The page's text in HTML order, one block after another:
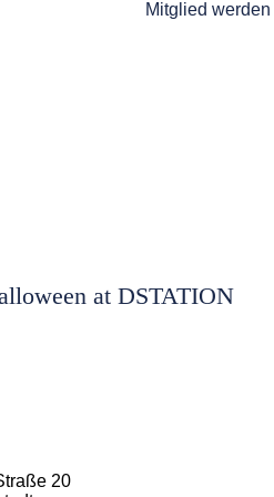
Mitglied werden
at DSTATION
20